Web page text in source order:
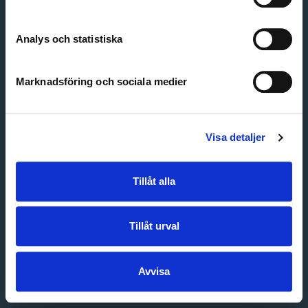
Analys och statistiska
Marknadsföring och sociala medier
Visa detaljer
Tillåt alla
Tillåt urval
Avvisa
Customer service